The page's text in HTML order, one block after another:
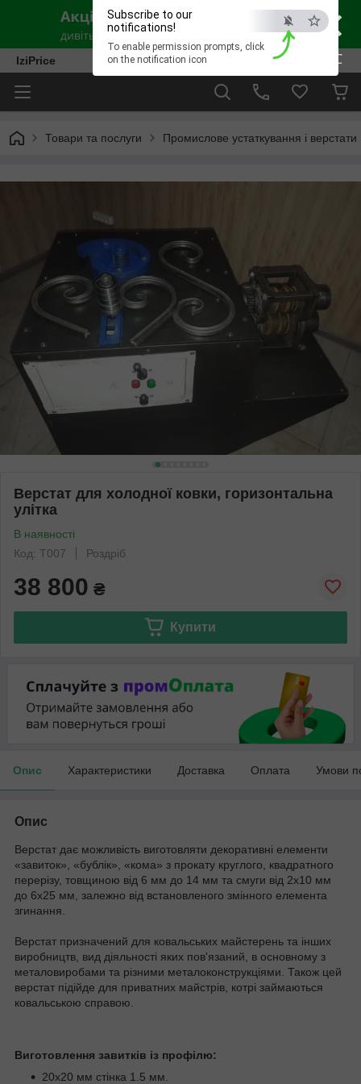
×
ESC
Subscribe to our
notifications!
To enable permission prompts, click
on the notification icon
IziPrice
Товари та послуги Промислове устаткування і верстати
Верстат для холодної ковки, горизонтальна
улітка
В наявності
Код: Т007
Роздріб
38 800 ₴
Купити
Опис Характеристики Доставка Оплата Умови
Опис
Верстат дає можливість виготовляти декоративні елементи
«завиток», «бублік», «кома» з прокату круглого, квадратного
перерізу, товщиною від 6 мм до 14 мм та смуги від 2х10 мм
до 6х25 мм, залежно від встановленого змінного елемента
згинання.
Верстат призначений для ковальських майстерень та інших
виробництв, вид діяльності яких пов'язаний, в основному з
металовиробами та різними металоконструкціями. Також цей
верстат підійде для приватних майстрів, котрі займаються
ковальською справою.
Виготовлення завитків із профілю:
20х20 мм стінка 1.5 мм.